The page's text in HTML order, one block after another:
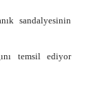
sandalyesinin
temsil ediyor